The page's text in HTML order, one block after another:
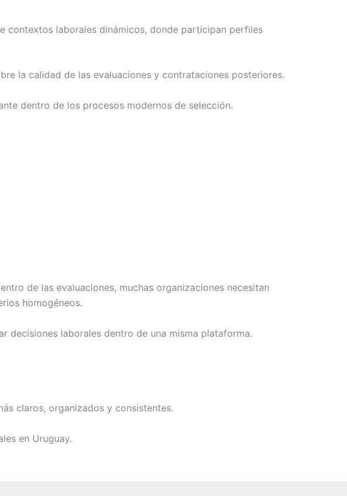
contextos laborales dinámicos, donde participan perfiles
la calidad de las evaluaciones y contrataciones posteriores.
dentro de los procesos modernos de selección.
de las evaluaciones, muchas organizaciones necesitan
homogéneos.
decisiones laborales dentro de una misma plataforma.
claros, organizados y consistentes.
en Uruguay.